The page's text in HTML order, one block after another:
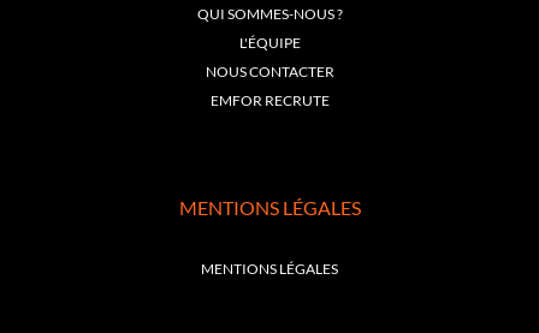
QUI SOMMES-NOUS ?
L'ÉQUIPE
NOUS CONTACTER
EMFOR RECRUTE
MENTIONS LÉGALES
MENTIONS LÉGALES